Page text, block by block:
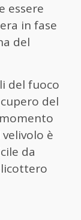
essere
in fase
del
del fuoco
del
è
da